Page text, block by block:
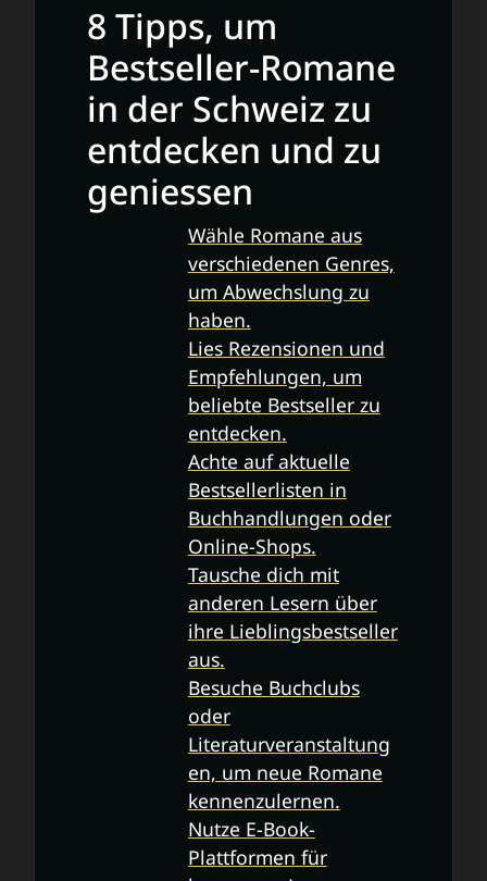
8 Tipps, um
Bestseller-Romane
in der Schweiz zu
entdecken und zu
geniessen
Wähle Romane aus
verschiedenen Genres,
um Abwechslung zu
haben.
Lies Rezensionen und
Empfehlungen, um
beliebte Bestseller zu
entdecken.
Achte auf aktuelle
Bestsellerlisten in
Buchhandlungen oder
Online-Shops.
Tausche dich mit
anderen Lesern über
ihre Lieblingsbestseller
aus.
Besuche Buchclubs
oder
Literaturveranstaltung
en, um neue Romane
kennenzulernen.
Nutze E-Book-
Plattformen für